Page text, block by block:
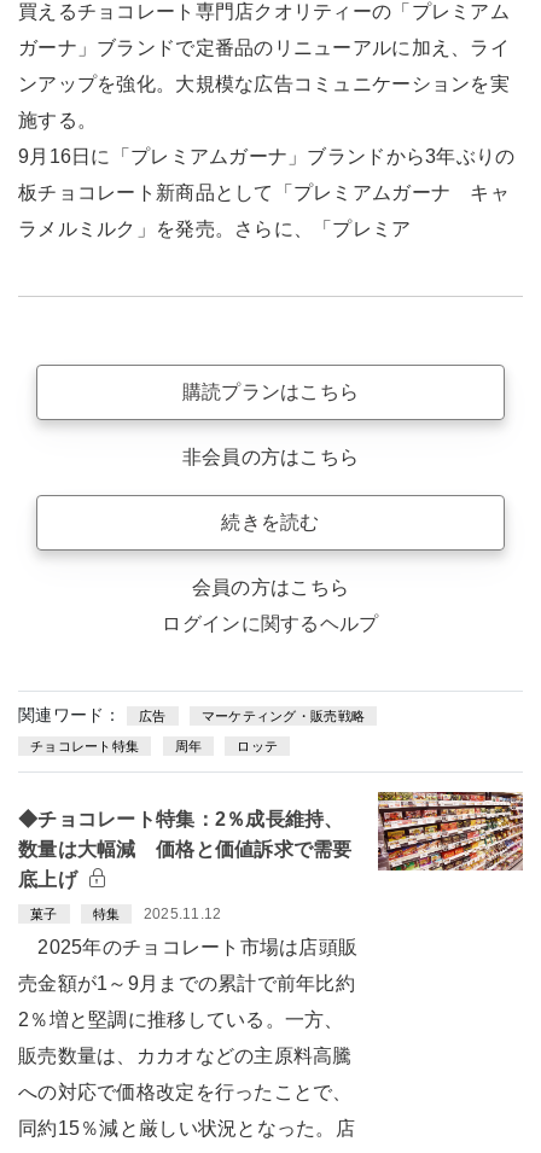
買えるチョコレート専門店クオリティーの「プレミアム
ガーナ」ブランドで定番品のリニューアルに加え、ライ
ンアップを強化。大規模な広告コミュニケーションを実
施する。
9月16日に「プレミアムガーナ」ブランドから3年ぶりの
板チョコレート新商品として「プレミアムガーナ キャ
ラメルミルク」を発売。さらに、「プレミア
購読プランはこちら
非会員の方はこちら
続きを読む
会員の方はこちら
ログインに関するヘルプ
関連ワード： 広告 マーケティング・販売戦略
チョコレート特集 周年 ロッテ
◆チョコレート特集：2％成長維持、
数量は大幅減 価格と価値訴求で需要
底上げ
菓子 特集 2025.11.12
2025年のチョコレート市場は店頭販
売金額が1～9月までの累計で前年比約
2％増と堅調に推移している。一方、
販売数量は、カカオなどの主原料高騰
への対応で価格改定を行ったことで、
同約15％減と厳しい状況となった。店